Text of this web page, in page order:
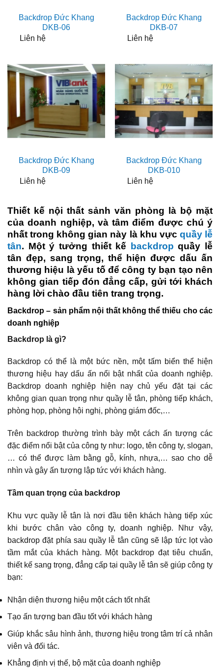
Backdrop Đức Khang
DKB-06
Liên hệ
Backdrop Đức Khang
DKB-07
Liên hệ
Backdrop Đức Khang
DKB-09
Liên hệ
Backdrop Đức Khang
DKB-010
Liên hệ
Thiết kế nội thất sảnh văn phòng là bộ mặt
của doanh nghiệp, và tâm điểm được chú ý
nhất trong không gian này là khu vực quầy lễ
tân. Một ý tưởng thiết kế backdrop quầy lễ
tân đẹp, sang trọng, thể hiện được dấu ấn
thương hiệu là yếu tố để công ty bạn tạo nên
không gian tiếp đón đẳng cấp, gửi tới khách
hàng lời chào đầu tiên trang trọng.
Backdrop – sản phẩm nội thất không thể thiếu cho các
doanh nghiệp
Backdrop là gì?
Backdrop có thể là một bức nền, một tấm biển thể hiện
thương hiệu hay dấu ấn nổi bật nhất của doanh nghiệp.
Backdrop doanh nghiệp hiện nay chủ yếu đặt tại các
không gian quan trọng như quầy lễ tân, phòng tiếp khách,
phòng họp, phòng hội nghị, phòng giám đốc,…
Trên backdrop thường trình bày một cách ấn tượng các
đặc điểm nổi bật của công ty như: logo, tên công ty, slogan,
… có thể được làm bằng gỗ, kính, nhựa,… sao cho dễ
nhìn và gây ấn tượng lập tức với khách hàng.
Tầm quan trọng của backdrop
Khu vực quầy lễ tân là nơi đầu tiên khách hàng tiếp xúc
khi bước chân vào công ty, doanh nghiệp. Như vậy,
backdrop đặt phía sau quầy lễ tân cũng sẽ lập tức lọt vào
tầm mắt của khách hàng. Một backdrop đạt tiêu chuẩn,
thiết kế sang trọng, đẳng cấp tại quầy lễ tân sẽ giúp công ty
bạn:
Nhận diện thương hiệu một cách tốt nhất
Tạo ấn tượng ban đầu tốt với khách hàng
Giúp khắc sâu hình ảnh, thương hiệu trong tâm trí cả nhân
viên và đối tác.
Khẳng định vị thế, bộ mặt của doanh nghiệp